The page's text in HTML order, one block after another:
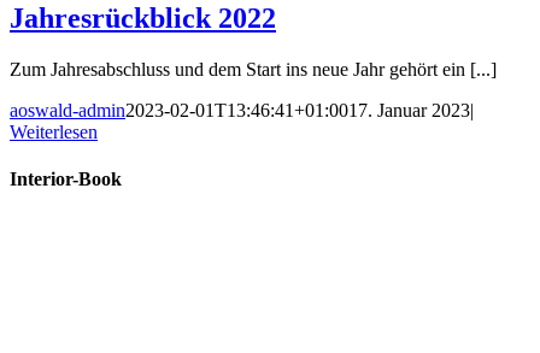
Jahresrückblick 2022
Zum Jahresabschluss und dem Start ins neue Jahr gehört ein [...]
aoswald-admin2023-02-01T13:46:41+01:0017. Januar 2023|
Weiterlesen
Interior-Book